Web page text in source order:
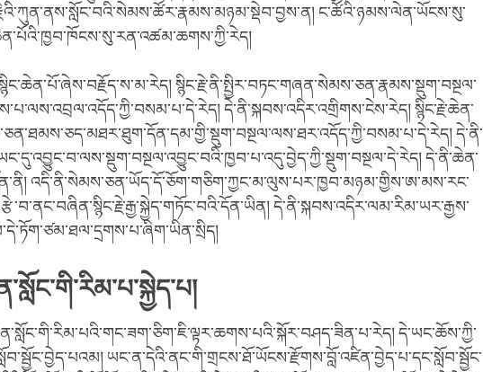
ང་ཚོའི་ཉམས་ལེན་ཡོངས་སུ་
སྙིང་རྗེ་ནི་སྤྱིར་བཏང་གཞན་སེམས་ཅན་རྣམས་སྡུག་བསྔལ་
དེ་ནི་སྐབས་འདིར་འགྲིགས་ངེས་རེད། སྙིང་རྗེ་ཆེན་
དེ་ནི་
དེ་ནི་ཆེན་
འདི་ནི་སེམས་ཅན་ཡོད་དོ་ཅོག་གཅིག་ཀྱང་མ་ལུས་པར་ཁྱབ་མཉམ་གྱིས་ཨ་མས་རང་
དེ་ནི་སྐབས་འདིར་ལམ་རིམ་ཡར་རྒྱས་
དེ་ཡང་ཆོས་ཀྱི་
ཡང་ན་དེའི་ནང་གི་གྲངས་ཐོ་ཡོངས་རྫོགས་བློ་འཛིན་བྱེད་པ་དང་སློབ་སྦྱོང་